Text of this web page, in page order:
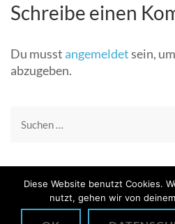
Schreibe einen
Du musst angemeldetsein,
abzugeben.
Suchen
© COPYRIGHT 2026. PRESCHOOL AND
Diese Website benutzt Cookies.
nutzt, gehen wir von